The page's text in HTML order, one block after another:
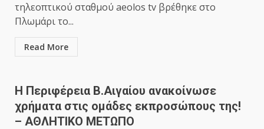
τηλεοπτικού σταθμού aeolos tv βρέθηκε στο
Πλωμάρι το...
Read More
Η Περιφέρεια Β.Αιγαίου ανακοίνωσε
χρήματα στις ομάδες εκπροσώπους της!
– ΑΘΛΗΤΙΚΟ ΜΕΤΩΠΟ